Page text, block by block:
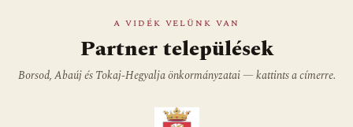
A VIDÉK VELÜNK VAN
Partner települések
Borsod, Abaúj és Tokaj-Hegyalja önkormányzatai — kattints a címerre.